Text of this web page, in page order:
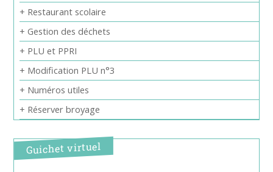
+ Restaurant scolaire
+ Gestion des déchets
+ PLU et PPRI
+ Modification PLU n°3
+ Numéros utiles
+ Réserver broyage
Guichet virtuel